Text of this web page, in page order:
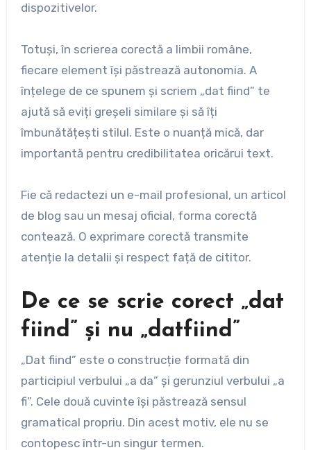
dispozitivelor.
Totuși, în scrierea corectă a limbii române,
fiecare element își păstrează autonomia. A
înțelege de ce spunem și scriem „dat fiind” te
ajută să eviți greșeli similare și să îți
îmbunătățești stilul. Este o nuanță mică, dar
importantă pentru credibilitatea oricărui text.
Fie că redactezi un e-mail profesional, un articol
de blog sau un mesaj oficial, forma corectă
contează. O exprimare corectă transmite
atenție la detalii și respect față de cititor.
De ce se scrie corect „dat
fiind” și nu „datfiind”
„Dat fiind” este o construcție formată din
participiul verbului „a da” și gerunziul verbului „a
fi”. Cele două cuvinte își păstrează sensul
gramatical propriu. Din acest motiv, ele nu se
contopesc într-un singur termen.